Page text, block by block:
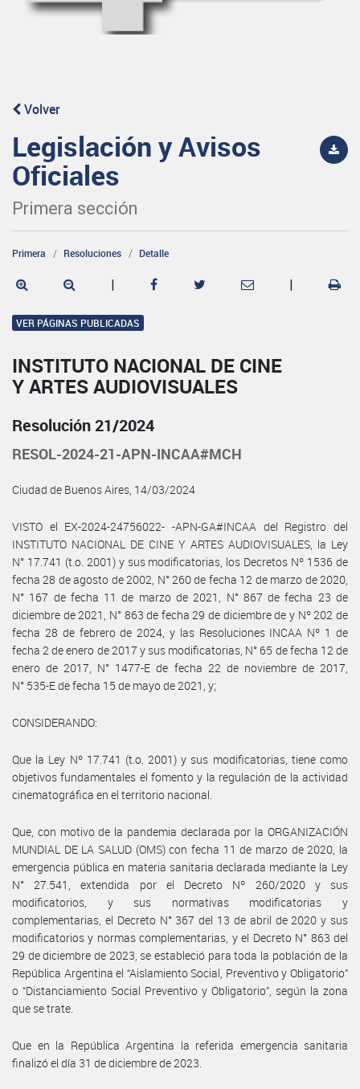
Volver
Legislación y Avisos
Oficiales
Primera sección
Primera Resoluciones Detalle
| |
VER PÁGINAS PUBLICADAS
INSTITUTO NACIONAL DE CINE
Y ARTES AUDIOVISUALES
Resolución 21/2024
RESOL-2024-21-APN-INCAA#MCH
Ciudad de Buenos Aires, 14/03/2024
VISTO el EX-2024-24756022- -APN-GA#INCAA del Registro del
INSTITUTO NACIONAL DE CINE Y ARTES AUDIOVISUALES, la Ley
N° 17.741 (t.o. 2001) y sus modificatorias, los Decretos Nº 1536 de
fecha 28 de agosto de 2002, N° 260 de fecha 12 de marzo de 2020,
N° 167 de fecha 11 de marzo de 2021, N° 867 de fecha 23 de
diciembre de 2021, N° 863 de fecha 29 de diciembre de y Nº 202 de
fecha 28 de febrero de 2024, y las Resoluciones INCAA Nº 1 de
fecha 2 de enero de 2017 y sus modificatorias, N° 65 de fecha 12 de
enero de 2017, N° 1477-E de fecha 22 de noviembre de 2017,
N° 535-E de fecha 15 de mayo de 2021, y;
CONSIDERANDO:
Que la Ley Nº 17.741 (t.o. 2001) y sus modificatorias, tiene como
objetivos fundamentales el fomento y la regulación de la actividad
cinematográfica en el territorio nacional.
Que, con motivo de la pandemia declarada por la ORGANIZACIÓN
MUNDIAL DE LA SALUD (OMS) con fecha 11 de marzo de 2020, la
emergencia pública en materia sanitaria declarada mediante la Ley
N° 27.541, extendida por el Decreto Nº 260/2020 y sus
modificatorios, y sus normativas modificatorias y
complementarias, el Decreto N° 367 del 13 de abril de 2020 y sus
modificatorios y normas complementarias, y el Decreto N° 863 del
29 de diciembre de 2023, se estableció para toda la población de la
República Argentina el “Aislamiento Social, Preventivo y Obligatorio”
o “Distanciamiento Social Preventivo y Obligatorio”, según la zona
que se trate.
Que en la República Argentina la referida emergencia sanitaria
finalizó el día 31 de diciembre de 2023.